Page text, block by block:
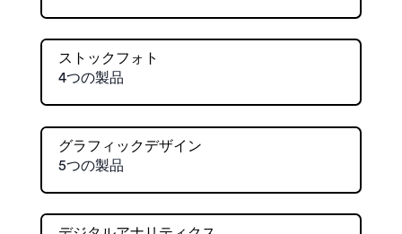
ストックフォト
4つの製品
グラフィックデザイン
5つの製品